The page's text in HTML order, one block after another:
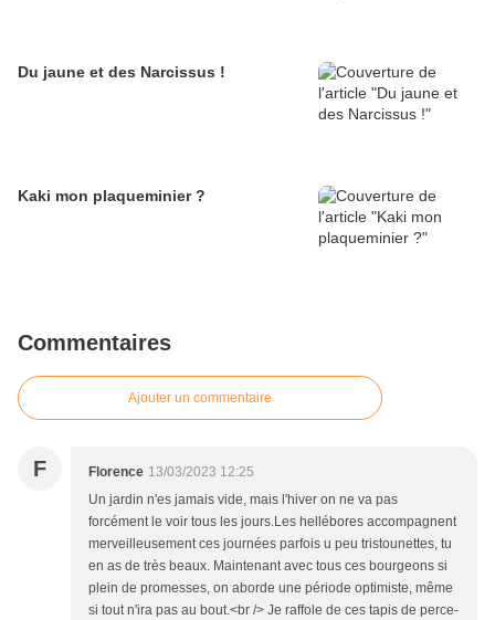
Du jaune et des Narcissus !
Kaki mon plaqueminier ?
Commentaires
Ajouter un commentaire
F Florence 13/03/2023 12:25
Un jardin n'es jamais vide, mais l'hiver on ne va pas
forcément le voir tous les jours.Les hellébores accompagnent
merveilleusement ces journées parfois u peu tristounettes, tu
en as de très beaux. Maintenant avec tous ces bourgeons si
plein de promesses, on aborde une période optimiste, même
si tout n'ira pas au bout.<br /> Je raffole de ces tapis de perce-